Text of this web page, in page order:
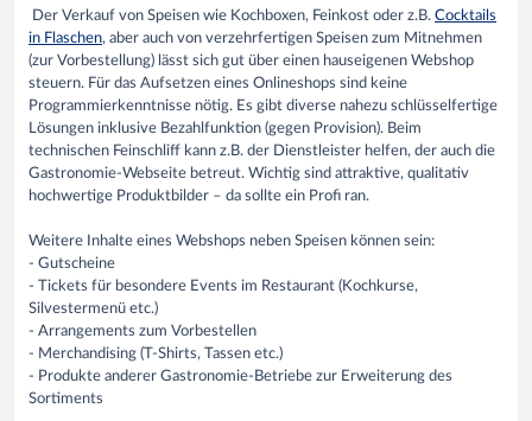
Der Verkauf von Speisen wie Kochboxen, Feinkost oder z.B. Cocktails
in Flaschen, aber auch von verzehrfertigen Speisen zum Mitnehmen
(zur Vorbestellung) lässt sich gut über einen hauseigenen Webshop
steuern. Für das Aufsetzen eines Onlineshops sind keine
Programmierkenntnisse nötig. Es gibt diverse nahezu schlüsselfertige
Lösungen inklusive Bezahlfunktion (gegen Provision). Beim
technischen Feinschliff kann z.B. der Dienstleister helfen, der auch die
Gastronomie-Webseite betreut. Wichtig sind attraktive, qualitativ
hochwertige Produktbilder – da sollte ein Profi ran.
Weitere Inhalte eines Webshops neben Speisen können sein:
- Gutscheine
- Tickets für besondere Events im Restaurant (Kochkurse,
Silvestermenü etc.)
- Arrangements zum Vorbestellen
- Merchandising (T-Shirts, Tassen etc.)
- Produkte anderer Gastronomie-Betriebe zur Erweiterung des
Sortiments